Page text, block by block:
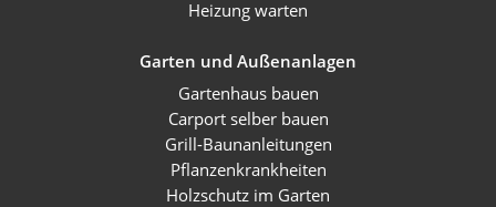
Heizung warten
Garten und Außenanlagen
Gartenhaus bauen
Carport selber bauen
Grill-Baunanleitungen
Pflanzenkrankheiten
Holzschutz im Garten